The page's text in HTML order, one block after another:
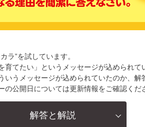
ラ”を試しています。
てたい」というメッセージが込められて
いうメッセージが込められていたのか、
公開日については更新情報をご確認くだ
解答と解説